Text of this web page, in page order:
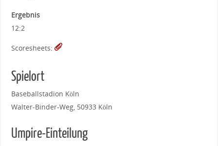
Ergebnis
12:2
Scoresheets:
Spielort
Baseballstadion Köln
Walter-Binder-Weg, 50933 Köln
Umpire-Einteilung